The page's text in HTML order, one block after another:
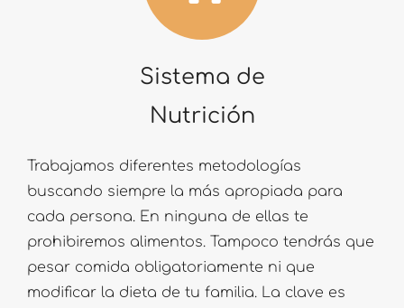
Sistema de
Nutrición
Trabajamos diferentes metodologías
buscando siempre la más apropiada para
cada persona. En ninguna de ellas te
prohibiremos alimentos. Tampoco tendrás que
pesar comida obligatoriamente ni que
modificar la dieta de tu familia. La clave es